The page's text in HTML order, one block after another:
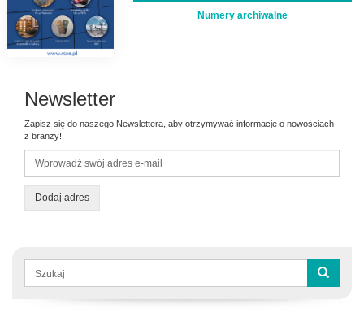
Numery archiwalne
Newsletter
Zapisz się do naszego Newslettera, aby otrzymywać informacje o nowościach
z branży!
Dodaj adres
Formularz
wyszukiwania